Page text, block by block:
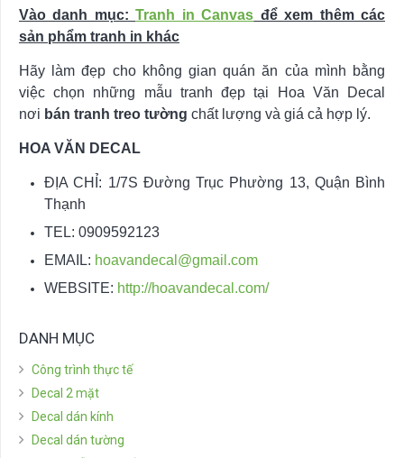
Vào danh mục:Tranh in Canvas để xem thêm các
sản phẩm tranh in khác
Hãy làm đẹp cho không gian quán ăn của mình bằng
việc chọn những mẫu tranh đẹp tại Hoa Văn Decal
nơi bán tranh treo tường chất lượng và giá cả hợp lý.
HOA VĂN DECAL
ĐỊA CHỈ: 1/7S Đường Trục Phường 13, Quận Bình
Thạnh
TEL: 0909592123
EMAIL: hoavandecal@gmail.com
WEBSITE: http://hoavandecal.com/
DANH MỤC
Công trình thực tế
Decal 2 mặt
Decal dán kính
Decal dán tường